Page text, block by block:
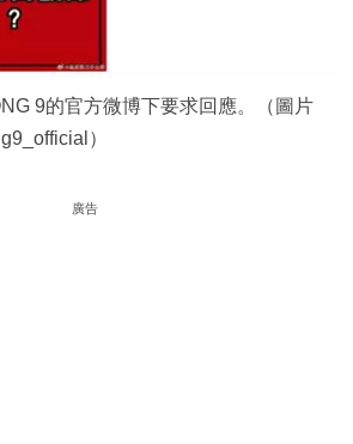
9的官方微博下要求回應。（圖片
）
廣告